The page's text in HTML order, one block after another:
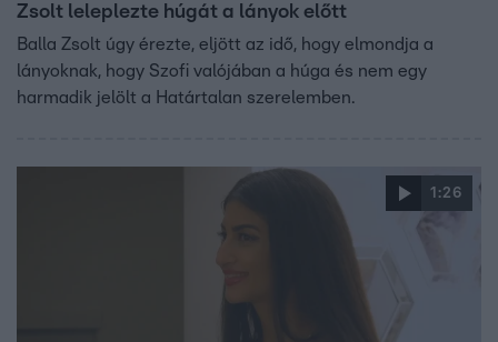
Zsolt leleplezte húgát a lányok előtt
Balla Zsolt úgy érezte, eljött az idő, hogy elmondja a
lányoknak, hogy Szofi valójában a húga és nem egy
harmadik jelölt a Határtalan szerelemben.
1:26